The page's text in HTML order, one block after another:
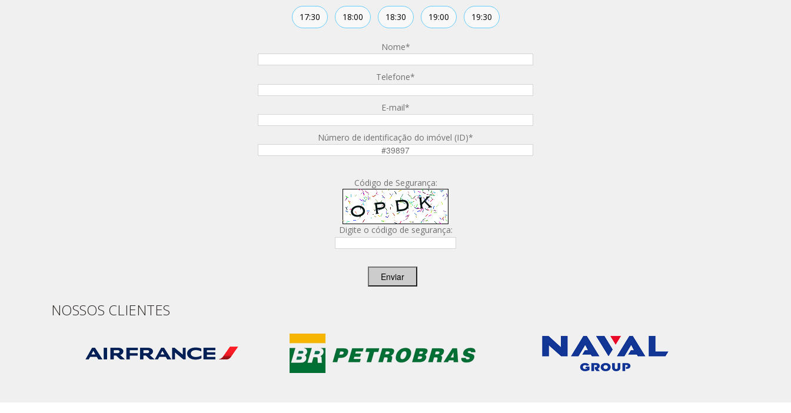
17:30 18:00 18:30 19:00 19:30
Nome*
Telefone*
E-mail*
Número de identificação do imóvel (ID)*
Código de Segurança:
Digite o código de segurança:
Enviar
NOSSOS CLIENTES